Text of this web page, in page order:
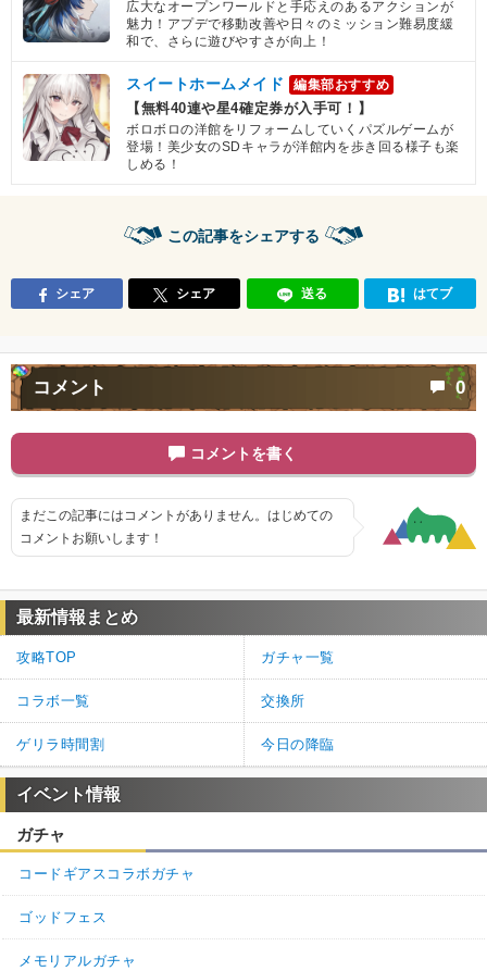
広大なオープンワールドと手応えのあるアクションが
魅力！アプデで移動改善や日々のミッション難易度緩
和で、さらに遊びやすさが向上！
スイートホームメイド 編集部おすすめ
【無料40連や星4確定券が入手可！】
ボロボロの洋館をリフォームしていくパズルゲームが
登場！美少女のSDキャラが洋館内を歩き回る様子も楽
しめる！
この記事をシェアする
シェア シェア 送る はてブ
コメント 0
コメントを書く
まだこの記事にはコメントがありません。はじめての
コメントお願いします！
最新情報まとめ
攻略TOP ガチャ一覧
コラボ一覧 交換所
ゲリラ時間割 今日の降臨
イベント情報
ガチャ
コードギアスコラボガチャ
ゴッドフェス
メモリアルガチャ